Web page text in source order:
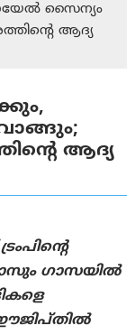
സൈന്യം
ആദ്യ
ആദ്യ
ഗാസയിൽ
ഈജിപ്തിൽ